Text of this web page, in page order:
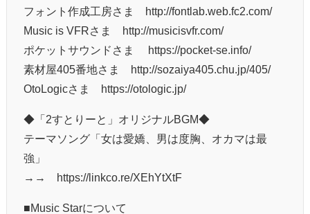
フォント作成工房さま http://fontlab.web.fc2.com/
Music is VFRさま http://musicisvfr.com/
ポケットサウンドさま https://pocket-se.info/
素材屋405番地さま http://sozaiya405.chu.jp/405/
OtoLogicさま https://otologic.jp/
◆「2すとりーと」オリジナルBGM◆
テーマソング「女は愛嬌、男は度胸、オカマは最
強」
→→ https://linkco.re/XEhYtXtF
■Music Starについて